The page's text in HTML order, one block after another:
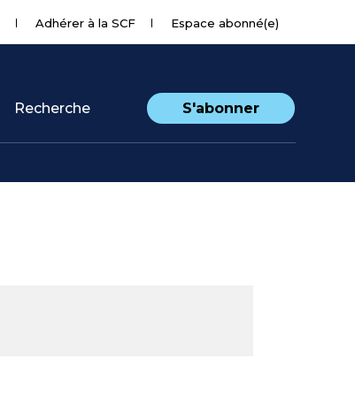
Adhérer à la SCF Espace abonné(e)
Recherche S'abonner